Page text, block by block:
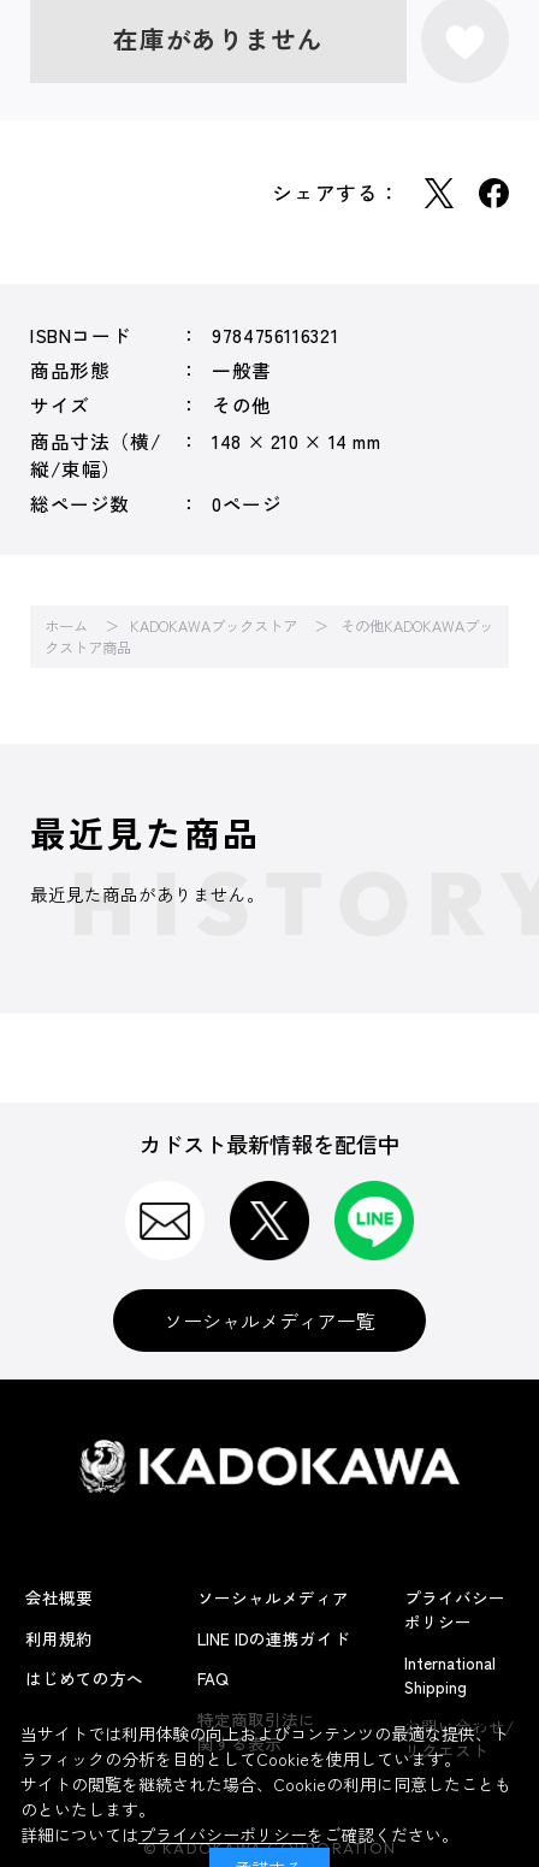
在庫がありません
シェアする：
ISBNコード
9784756116321
商品形態
一般書
サイズ
その他
商品寸法（横/
縦/束幅）
148 × 210 × 14 mm
総ページ数 0ページ
ホーム KADOKAWAブックストア
その他KADOKAWAブッ
クストア商品
よくあるお問い合わせ
最近見た商品
最近見た商品がありません。
カドスト最新情報を配信中
ソーシャルメディア一覧
会社概要
利用規約
はじめての方へ
ソーシャルメディア
LINE IDの連携ガイド
FAQ
特定商取引法に
関する表示
プライバシー
ポリシー
International
Shipping
お問い合わせ/
リクエスト
© KADOKAWA CORPORATION
当サイトでは利用体験の向上およびコンテンツの最適な提供、ト
ラフィックの分析を目的としてCookieを使用しています。
サイトの閲覧を継続された場合、Cookieの利用に同意したことも
のといたします。
詳細についてはプライバシーポリシーをご確認ください。